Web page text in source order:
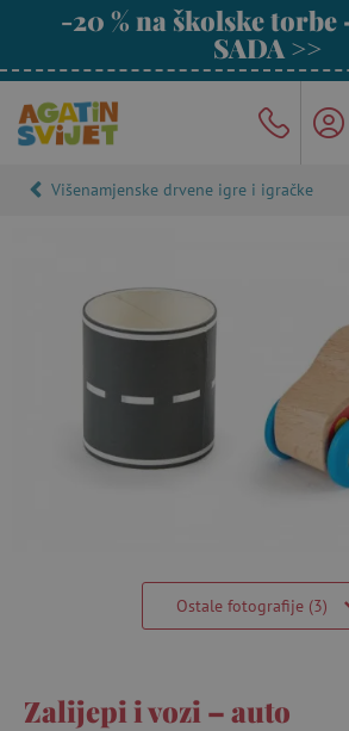
-20 % na školske torbe
SADA >>
Višenamjenske drvene igre i igračke
Ostale fotografije (3)
Zalijepi i vozi – auto